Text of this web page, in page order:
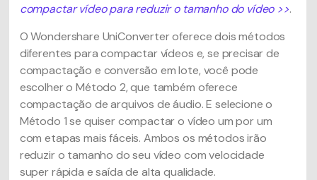
compactar vídeo para reduzir o tamanho do vídeo >>.
O Wondershare UniConverter oferece dois métodos
diferentes para compactar vídeos e, se precisar de
compactação e conversão em lote, você pode
escolher o Método 2, que também oferece
compactação de arquivos de áudio. E selecione o
Método 1 se quiser compactar o vídeo um por um
com etapas mais fáceis. Ambos os métodos irão
reduzir o tamanho do seu vídeo com velocidade
super rápida e saída de alta qualidade.